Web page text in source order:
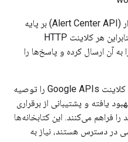
رابط برنامه‌نویسی کاربردی مرکز هشدار (Alert Center API) بر پایه
HTTP و JSON ساخته شده است، بنابراین هر کلاینت HTTP
آن ارسال کرده و پاسخ‌ها را
با این حال، ما استفاده از کتابخانه‌های کلاینت Google APIs را توصیه
یافته و پشتیبانی از برقراری
فراهم می‌کنند. این کتابخانه‌ها
در دسترس هستند، نیاز به